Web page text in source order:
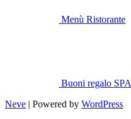
Menù Ristorante
Buoni regalo SPA
Neve | Powered by WordPress